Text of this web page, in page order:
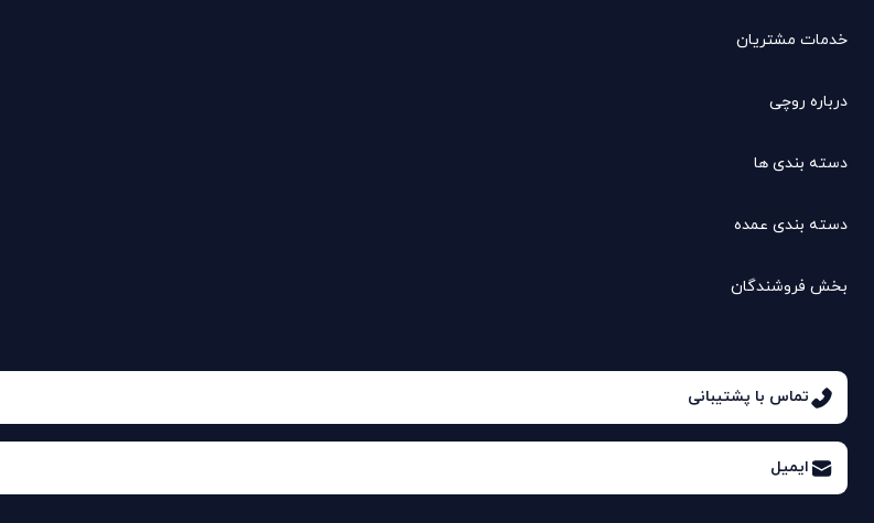
خدمات مشتریان
درباره روچی
دسته بندی ها
دسته بندی عمده
بخش فروشندگان
تماس با پشتیبانی
ایمیل